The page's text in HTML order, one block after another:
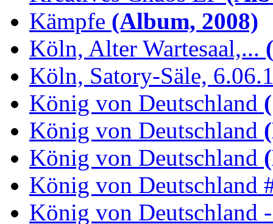
Kämpfe (Album, 2008)
Köln, Alter Wartesaal,...
Köln, Satory-Säle,
König von Deutschland
König von Deutschland
König von Deutschland
König von Deutschland
König von Deutschland